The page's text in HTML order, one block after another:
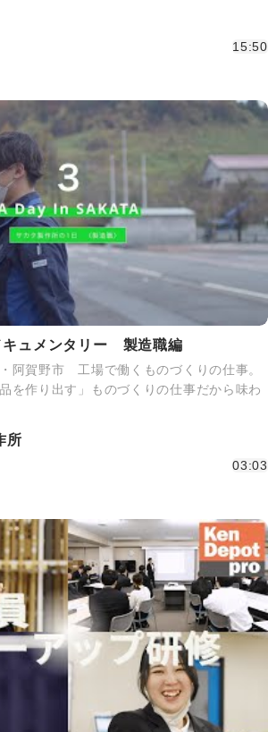
15:50
キュメンタリー 製造職編
阿賀野市 工場で働くものづくりの仕事。
を作り出す」ものづくりの仕事だから味わ
所
03:03